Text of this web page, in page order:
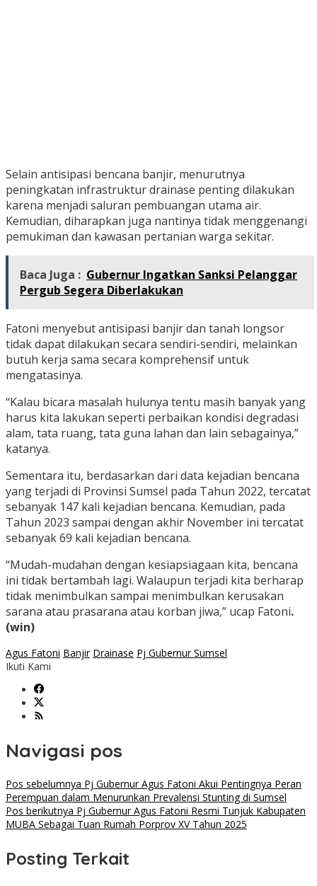
Selain antisipasi bencana banjir, menurutnya
peningkatan infrastruktur drainase penting dilakukan
karena menjadi saluran pembuangan utama air.
Kemudian, diharapkan juga nantinya tidak menggenangi
pemukiman dan kawasan pertanian warga sekitar.
Baca Juga : Gubernur Ingatkan Sanksi Pelanggar
Pergub Segera Diberlakukan
Fatoni menyebut antisipasi banjir dan tanah longsor
tidak dapat dilakukan secara sendiri-sendiri, melainkan
butuh kerja sama secara komprehensif untuk
mengatasinya.
“Kalau bicara masalah hulunya tentu masih banyak yang
harus kita lakukan seperti perbaikan kondisi degradasi
alam, tata ruang, tata guna lahan dan lain sebagainya,”
katanya.
Sementara itu, berdasarkan dari data kejadian bencana
yang terjadi di Provinsi Sumsel pada Tahun 2022, tercatat
sebanyak 147 kali kejadian bencana. Kemudian, pada
Tahun 2023 sampai dengan akhir November ini tercatat
sebanyak 69 kali kejadian bencana.
“Mudah-mudahan dengan kesiapsiagaan kita, bencana
ini tidak bertambah lagi. Walaupun terjadi kita berharap
tidak menimbulkan sampai menimbulkan kerusakan
sarana atau prasarana atau korban jiwa,” ucap Fatoni.
(win)
Agus Fatoni Banjir Drainase Pj Gubernur Sumsel
Ikuti Kami
Navigasi pos
Pos sebelumnya Pj Gubernur Agus Fatoni Akui Pentingnya Peran
Perempuan dalam Menurunkan Prevalensi Stunting di Sumsel
Pos berikutnya Pj Gubernur Agus Fatoni Resmi Tunjuk Kabupaten
MUBA Sebagai Tuan Rumah Porprov XV Tahun 2025
Posting Terkait